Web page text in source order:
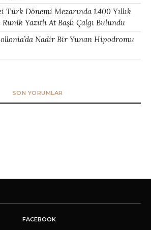
Türk Dönemi Mezarında 1.400 Yıllık
Yazıtlı At Başlı Çalgı Bulundu
Nadir Bir Yunan Hipodromu
SON YORUMLAR
FACEBOOK